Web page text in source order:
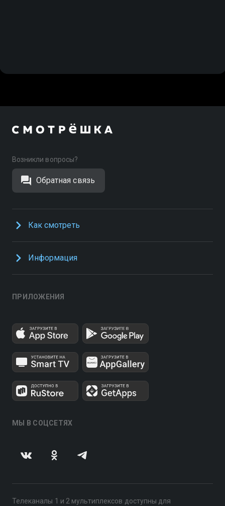
Возникли вопросы?
Обратная связь
Как смотреть
Информация
ПРИЛОЖЕНИЯ
МЫ В СОЦСЕТЯХ
Телеканалы 1 и 2 мультиплексов доступны для